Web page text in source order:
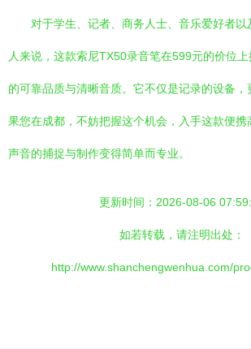
对于学生、记者、商务人士、音乐爱好者以
人来说，这款索尼TX50录音笔在599元的价位
的可靠品质与清晰音质。它不仅是记录的设备，
果您在成都，不妨把握这个机会，入手这款便携
声音的捕捉与制作变得简单而专业。
更新时间：2026-08-06
如若转载，请注明出处：
http://www.shanchengwenhua.com/